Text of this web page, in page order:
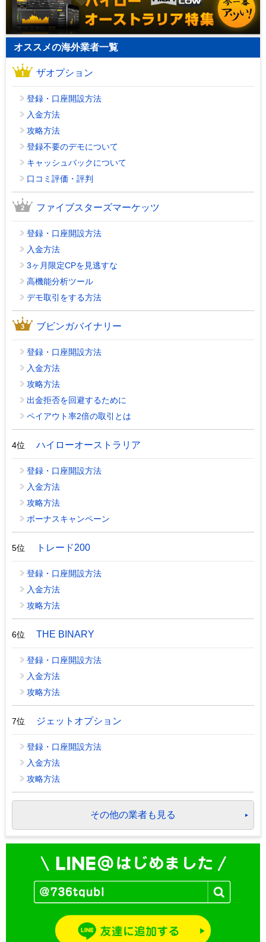
オススメの海外業者一覧
ザオプション
登録・口座開設方法
入金方法
攻略方法
登録不要のデモについて
キャッシュバックについて
口コミ評価・評判
ファイブスターズマーケッツ
登録・口座開設方法
入金方法
3ヶ月限定CPを見逃すな
高機能分析ツール
デモ取引をする方法
ブビンガバイナリー
登録・口座開設方法
入金方法
攻略方法
出金拒否を回避するために
ペイアウト率2倍の取引とは
4位 ハイローオーストラリア
登録・口座開設方法
入金方法
攻略方法
ボーナスキャンペーン
5位 トレード200
登録・口座開設方法
入金方法
攻略方法
6位 THE BINARY
登録・口座開設方法
入金方法
攻略方法
7位 ジェットオプション
登録・口座開設方法
入金方法
攻略方法
その他の業者も見る